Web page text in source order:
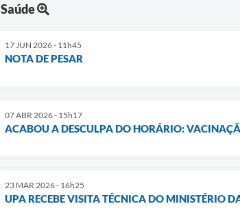
Saúde
17 JUN 2026 - 11h45
NOTA DE PESAR
07 ABR 2026 - 15h17
ACABOU A DESCULPA DO HORÁRIO:
23 MAR 2026 - 16h25
UPA RECEBE VISITA TÉCNICA DO MINISTÉRIO